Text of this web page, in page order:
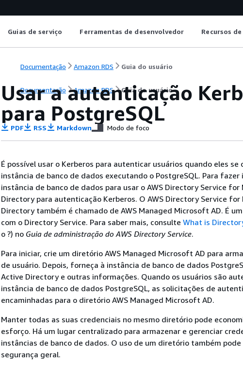
Guias de serviço Ferramentas de desenvolvedor Recursos de
Documentação Amazon RDS Guia do usuário
Documentação Amazon RDS Guia do usuário
Usar a autenticação
para PostgreSQL
PDF RSS Markdown Modo de foco
É possível usar o Kerberos para autenticar usuários quando eles se
instância de banco de dados executando o PostgreSQL. Para fazer
instância de banco de dados para usar o AWS Directory Service
Directory para autenticação Kerberos. O AWS Directory Service
Directory também é chamado de AWS Managed Microsoft AD. É
com o Directory Service. Para saber mais, consulte What is
o ?) no Guia de administração do AWS Directory Service.
Para iniciar, crie um diretório AWS Managed Microsoft AD para
de usuário. Depois, forneça à instância de banco de dados
Active Directory e outras informações. Quando os usuários são
instância de banco de dados PostgreSQL, as solicitações de
encaminhadas para o diretório AWS Managed Microsoft AD.
Manter todas as suas credenciais no mesmo diretório pode
esforço. Há um lugar centralizado para armazenar e gerenciar
instâncias de banco de dados. O uso de um diretório também
segurança geral.